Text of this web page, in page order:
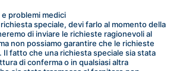
e problemi medici
speciale, devi farlo al momento della
di inviare le richieste ragionevoli al
non possiamo garantire che le richieste
fatto che una richiesta speciale sia stata
di conferma o in qualsiasi altra